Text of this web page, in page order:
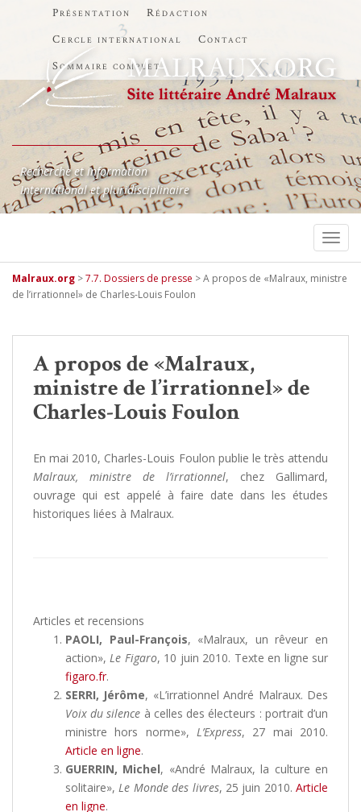
Présentation
Rédaction
Cercle international
Contact
Sommaire complet
Recherche et information
International et pluridisciplinaire
Malraux.org >7.7. Dossiers de presse >A propos de «Malraux, ministre
de l’irrationnel» de Charles-Louis Foulon
A propos de «Malraux,
ministre de l’irrationnel» de
Charles-Louis Foulon
En mai 2010, Charles-Louis Foulon publie le très attendu
Malraux, ministre de l’irrationnel, chez Gallimard,
ouvrage qui est appelé à faire date dans les études
historiques liées à Malraux.
Articles et recensions
PAOLI, Paul-François, «Malraux, un rêveur en
action»,Le Figaro, 10 juin 2010. Texte en ligne sur
figaro.fr.
SERRI, Jérôme, «L’irrationnel André Malraux. Des
Voix du silence à celles des électeurs : portrait d’un
ministre hors norme», L’Express, 27 mai 2010.
Article en ligne.
GUERRIN, Michel, «André Malraux, la culture en
solitaire»,Le Monde des livres, 25 juin 2010. Article
en ligne.